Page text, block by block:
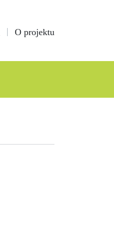
O projektu